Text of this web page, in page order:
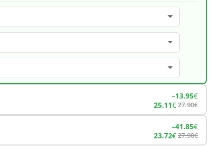
–13.95€
25.11€27.90€
–41.85€
23.72€27.90€